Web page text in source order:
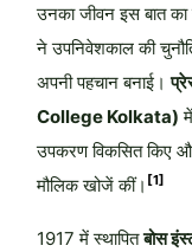
उनका जीवन इस बात का
ने उपनिवेशकाल की
अपनी पहचान बनाई।
College Kolkata)
उपकरण विकसित किए और
मौलिक खोजें कीं। [1]
1917 में स्थापितबोस